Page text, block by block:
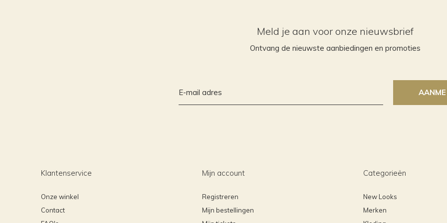
Meld je aan voor onze nieuwsbrief
Ontvang de nieuwste aanbiedingen en promoties
Klantenservice
Onze winkel
Contact
Mijn account
Registreren
Mijn bestellingen
Categorieën
New Looks
Merken